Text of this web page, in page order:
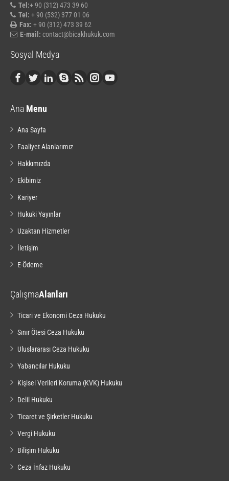
Tel:+ 90 (312) 473 39 60
Tel: + 90 (532) 377 01 06
Fax: + 90 (312) 473 39 62
E-mail: contact@bicakhukuk.com
Sosyal Medya
Ana Menu
Ana Sayfa
Faaliyet Alanlarımız
Hakkımızda
Ekibimiz
Kariyer
Hukuki Yayınlar
Uzaktan Hizmetler
İletişim
E-Ödeme
ÇalışmaAlanları
Ticari ve Ekonomi Ceza Hukuku
Sınır Ötesi Ceza Hukuku
Uluslararası Ceza Hukuku
Yabancılar Hukuku
Kişisel Verileri Koruma (KVK) Hukuku
Delil Hukuku
Ticaret ve Şirketler Hukuku
Vergi Hukuku
Bilişim Hukuku
Ceza İnfaz Hukuku